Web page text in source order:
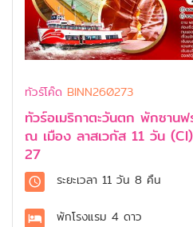
ทัวร์โค๊ด BINN260273
ทัวร์อเมริกาตะวันตก พักซาน
ณ เมือง ลาสเวกัส 11 วัน
27
ระยะเวลา 11 วัน 8 คืน
พักโรงแรม 4 ดาว